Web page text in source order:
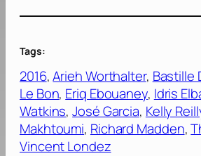
Tags:
2016, Arieh Worthalter, Bastille
Le Bon, Eriq Ebouaney, Idris
Watkins, José Garcia, Kelly
Makhtoumi, Richard Madden,
Vincent Londez